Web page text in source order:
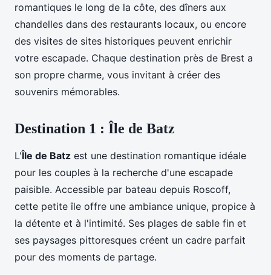
romantiques le long de la côte, des dîners aux
chandelles dans des restaurants locaux, ou encore
des visites de sites historiques peuvent enrichir
votre escapade. Chaque destination près de Brest a
son propre charme, vous invitant à créer des
souvenirs mémorables.
Destination 1 : Île de Batz
L'Île de Batz est une destination romantique idéale
pour les couples à la recherche d'une escapade
paisible. Accessible par bateau depuis Roscoff,
cette petite île offre une ambiance unique, propice à
la détente et à l'intimité. Ses plages de sable fin et
ses paysages pittoresques créent un cadre parfait
pour des moments de partage.